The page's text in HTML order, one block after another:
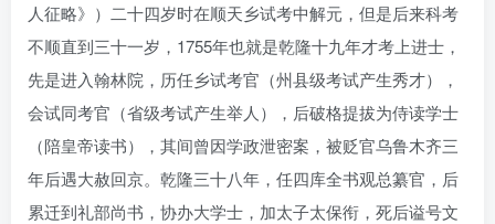
人征略》）二十四岁时在顺天乡试考中解元，但是后来科考
不顺直到三十一岁，1755年也就是乾隆十九年才考上进士，
先是进入翰林院，历任乡试考官（州县级考试产生秀才），
会试同考官（省级考试产生举人），后破格提拔为侍读学士
（陪皇帝读书），其间曾因学政泄密案，被贬官乌鲁木齐三
年后遇大赦回京。乾隆三十八年，任四库全书观总纂官，后
累迁到礼部尚书，协办大学士，加太子太保衔，死后谥号文